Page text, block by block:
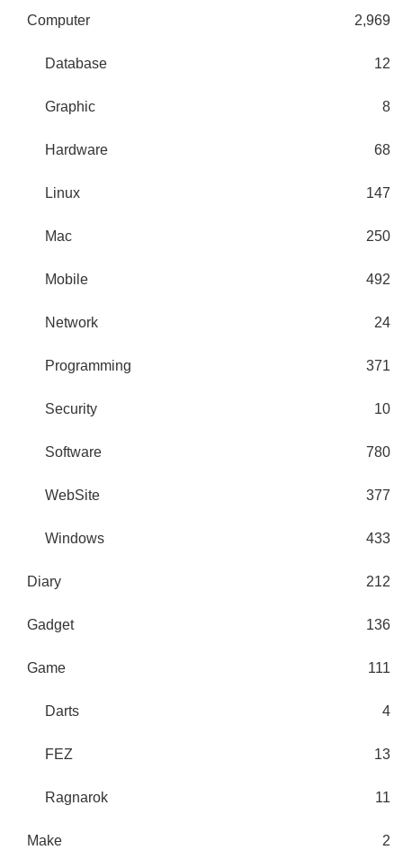
Computer 2,969
Database 12
Graphic 8
Hardware 68
Linux 147
Mac 250
Mobile 492
Network 24
Programming 371
Security 10
Software 780
WebSite 377
Windows 433
Diary 212
Gadget 136
Game 111
Darts 4
FEZ 13
Ragnarok 11
Make 2